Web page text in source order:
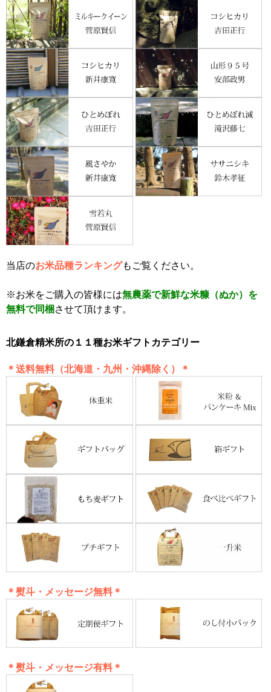
当店のお米品種ランキングもご覧ください。
※お米をご購入の皆様には無農薬で新鮮な米糠（ぬか）を
無料で同梱 させて頂けます。
北鎌倉精米所の１１種お米ギフトカテゴリー
＊送料無料（北海道・九州・沖縄除く）＊
＊熨斗・メッセージ無料＊
＊熨斗・メッセージ有料＊